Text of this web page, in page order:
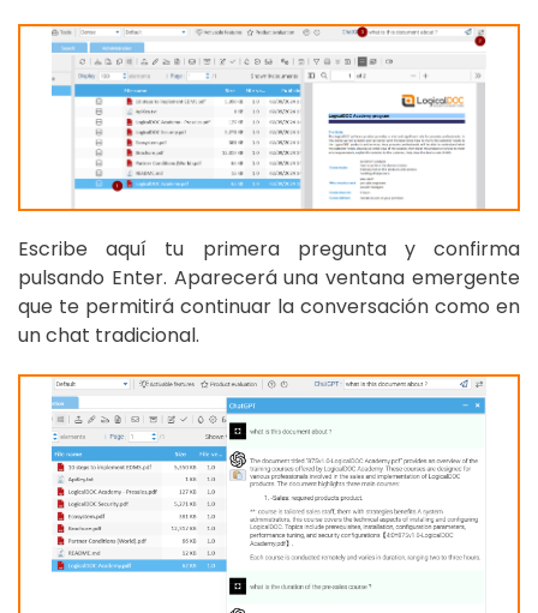
Escribe aquí tu primera pregunta y confirma
pulsando Enter. Aparecerá una ventana emergente
que te permitirá continuar la conversación como en
un chat tradicional.